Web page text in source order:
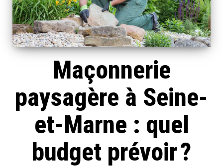
Maçonnerie
paysagère à Seine-
et-Marne : quel
budget prévoir ?